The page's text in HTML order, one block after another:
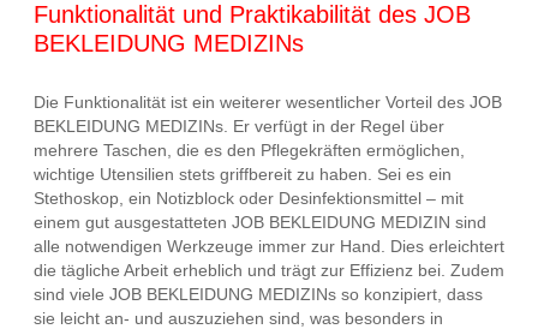
Funktionalität und Praktikabilität des JOB
BEKLEIDUNG MEDIZINs
Die Funktionalität ist ein weiterer wesentlicher Vorteil des JOB
BEKLEIDUNG MEDIZINs. Er verfügt in der Regel über
mehrere Taschen, die es den Pflegekräften ermöglichen,
wichtige Utensilien stets griffbereit zu haben. Sei es ein
Stethoskop, ein Notizblock oder Desinfektionsmittel – mit
einem gut ausgestatteten JOB BEKLEIDUNG MEDIZIN sind
alle notwendigen Werkzeuge immer zur Hand. Dies erleichtert
die tägliche Arbeit erheblich und trägt zur Effizienz bei. Zudem
sind viele JOB BEKLEIDUNG MEDIZINs so konzipiert, dass
sie leicht an- und auszuziehen sind, was besonders in